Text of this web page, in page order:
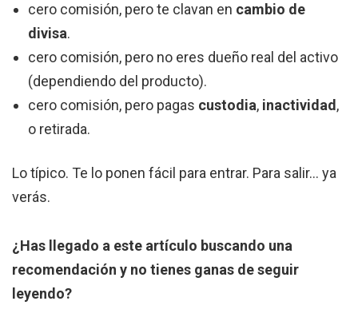
cero comisión, pero te clavan en cambio de
divisa.
cero comisión, pero no eres dueño real del activo
(dependiendo del producto).
cero comisión, pero pagas custodia, inactividad ,
o retirada.
Lo típico. Te lo ponen fácil para entrar. Para salir… ya
verás.
¿Has llegado a este artículo buscando una
recomendación y no tienes ganas de seguir
leyendo?